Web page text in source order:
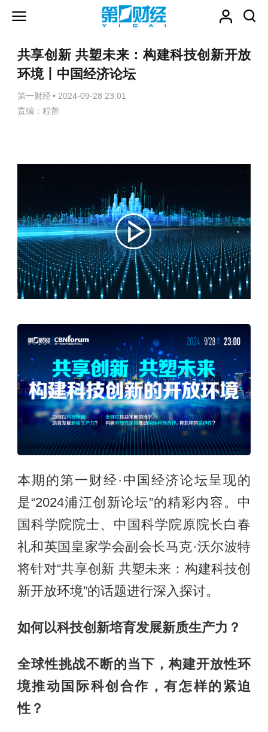
共享创新 共塑未来：构建科技创新开放
环境丨中国经济论坛
第一财经 • 2024-09-28 23:01
责编：程蕾
本期的第一财经·中国经济论坛呈现的
是“2024浦江创新论坛”的精彩内容。中
国科学院院士、中国科学院原院长白春
礼和英国皇家学会副会长马克·沃尔波特
将针对“共享创新 共塑未来：构建科技创
新开放环境”的话题进行深入探讨。
如何以科技创新培育发展新质生产力？
全球性挑战不断的当下，构建开放性环
境推动国际科创合作，有怎样的紧迫
性？